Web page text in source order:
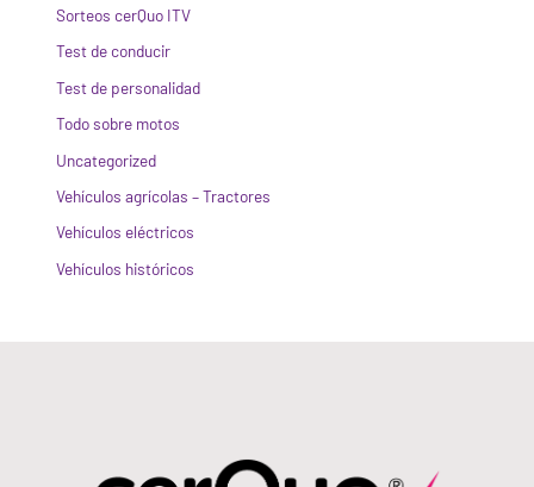
Sorteos cerQuo ITV
Test de conducir
Test de personalidad
Todo sobre motos
Uncategorized
Vehículos agrícolas – Tractores
Vehículos eléctricos
Vehículos históricos